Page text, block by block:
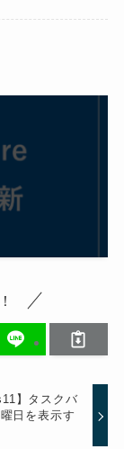
】タスクバ
日を表示す